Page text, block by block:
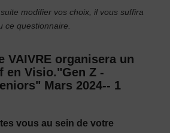
modifier vos choix, il vous suffira
ce questionnaire.
VAIVRE organisera un
en Visio."Gen Z -
Mars 2024-- 1
vous au sein de votre